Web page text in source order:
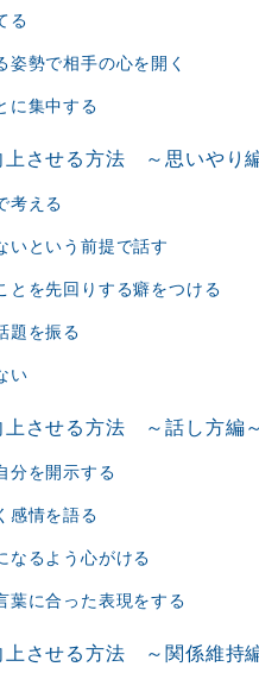
る
姿勢で相手の心を開く
に集中する
上させる方法 ～思いやり
考える
いという前提で話す
とを先回りする癖をつける
題を振る
い
上させる方法 ～話し方編～
分を開示する
感情を語る
なるよう心がける
葉に合った表現をする
上させる方法 ～関係維持